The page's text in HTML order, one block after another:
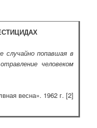
попавшая в
человеком
весна». 1962 г. [2]